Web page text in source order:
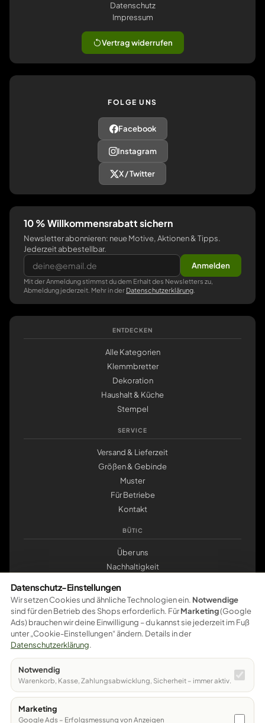
Datenschutz
Impressum
Vertrag widerrufen
FOLGE UNS
Facebook
Instagram
X / Twitter
10 % Willkommensrabatt sichern
Newsletter abonnieren: neue Motive, Aktionen & Tipps.
Jederzeit abbestellbar.
Anmelden
Mit der Anmeldung stimmst du dem Erhalt des Newsletters zu,
Abmeldung jederzeit. Mehr in der Datenschutzerklärung
ENTDECKEN
Alle Kategorien
Klemmbretter
Dekoration
Haushalt & Küche
Stempel
SERVICE
Versand & Lieferzeit
Größen & Gebinde
Muster
Für Betriebe
Kontakt
BÜTIC
Über uns
Nachhaltigkeit
klemmbrett.de
Pay Pal VISA mastercard amazonpay
Google Pay
Sichere Bezahlung – weitere Zahlungsarten werden schrittweise
freigeschaltet.
© 2026 Bütic GmbH · Bahnhofstraße 12 · 07381 Pößneck
Datenschutz-Einstellungen
Wir setzen Cookies und ähnliche Technologien ein. Notwendige
sind für den Betrieb des Shops erforderlich. FürMarketing(Google
Ads) brauchen wir deine Einwilligung – du kannst sie jederzeit im Fuß
unter „Cookie-Einstellungen“ ändern. Details in der
Datenschutzerklärung.
Notwendig
Warenkorb, Kasse, Zahlungsabwicklung, Sicherheit – immer aktiv.
Marketing
Google Ads – Erfolgsmessung von Anzeigen